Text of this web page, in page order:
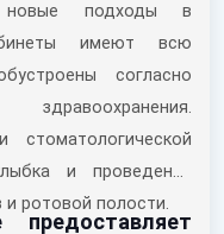
новые подходы в
имеют всю
согласно
стоматологической
и проведение
и ротовой полости.